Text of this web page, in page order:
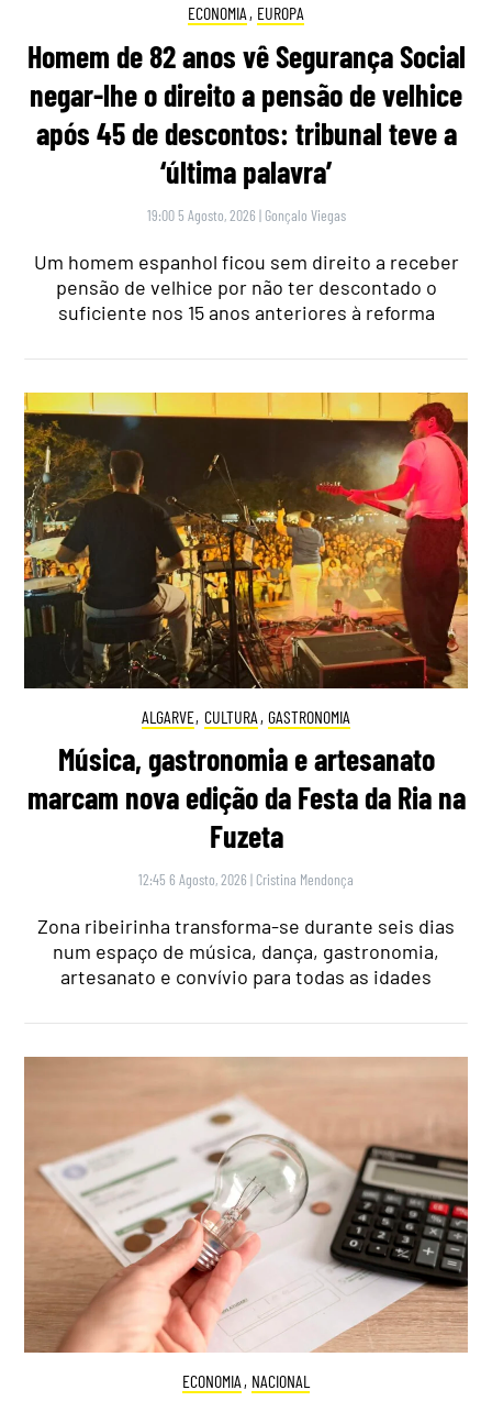
ECONOMIA , EUROPA
Homem de 82 anos vê Segurança Social
negar-lhe o direito a pensão de velhice
após 45 de descontos: tribunal teve a
‘última palavra’
19:00 5 Agosto, 2026 | Gonçalo Viegas
Um homem espanhol ficou sem direito a receber
pensão de velhice por não ter descontado o
suficiente nos 15 anos anteriores à reforma
ALGARVE, CULTURA , GASTRONOMIA
Música, gastronomia e artesanato
marcam nova edição da Festa da Ria na
Fuzeta
12:45 6 Agosto, 2026 | Cristina Mendonça
Zona ribeirinha transforma-se durante seis dias
num espaço de música, dança, gastronomia,
artesanato e convívio para todas as idades
ECONOMIA , NACIONAL